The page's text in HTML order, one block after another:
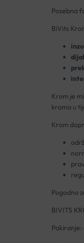
Posebna
BiVits
Krom je
kroma u
Krom
Pogodno
BIVITS